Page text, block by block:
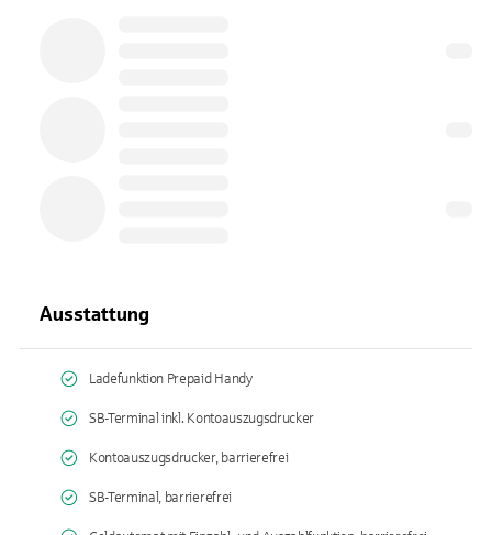
Ausstattung
Ladefunktion Prepaid Handy
SB-Terminal inkl. Kontoauszugsdrucker
Kontoauszugsdrucker, barrierefrei
SB-Terminal, barrierefrei